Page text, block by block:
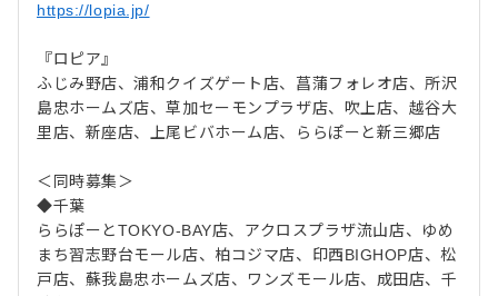
https://lopia.jp/
『ロピア』
ふじみ野店、浦和クイズゲート店、菖蒲フォレオ店、所沢
島忠ホームズ店、草加セーモンプラザ店、吹上店、越谷大
里店、新座店、上尾ビバホーム店、ららぽーと新三郷店
＜同時募集＞
◆千葉
ららぽーとTOKYO-BAY店、アクロスプラザ流山店、ゆめ
まち習志野台モール店、柏コジマ店、印西BIGHOP店、松
戸店、蘇我島忠ホームズ店、ワンズモール店、成田店、千